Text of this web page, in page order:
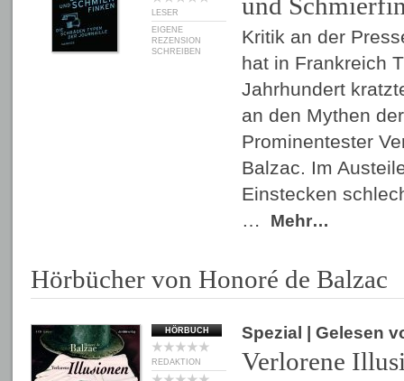
LESER
EIGENE
REZENSION
SCHREIBEN
Kritik an der
hat in Frankreich
Jahrhundert
an den Mythen
Prominentester
Balzac. Im
Einstecken
…
Mehr…
Hörbücher von Honoré de Balzac
HÖRBUCH
REDAKTION
Spezial | Gelesen
Verlorene